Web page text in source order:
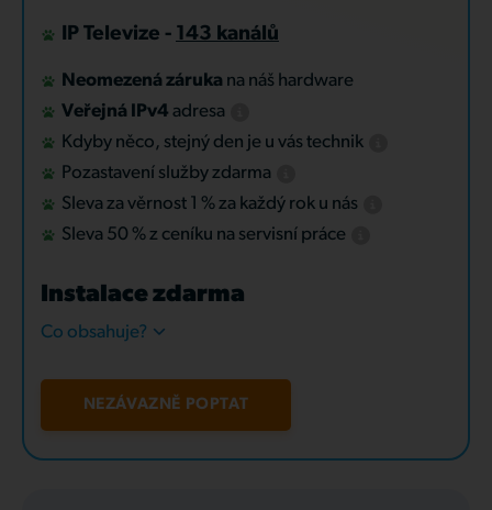
IP Televize - 143 kanálů
Neomezená záruka na náš hardware
Veřejná IPv4 adresa
Kdyby něco, stejný den je u vás technik
Pozastavení služby zdarma
Sleva za věrnost 1 % za každý rok u nás
Sleva 50 % z ceníku na servisní práce
Instalace zdarma
Co obsahuje?
NEZÁVAZNĚ POPTAT